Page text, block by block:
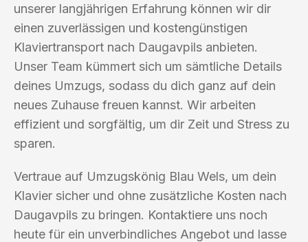
unserer langjährigen Erfahrung können wir dir
einen zuverlässigen und kostengünstigen
Klaviertransport nach Daugavpils anbieten.
Unser Team kümmert sich um sämtliche Details
deines Umzugs, sodass du dich ganz auf dein
neues Zuhause freuen kannst. Wir arbeiten
effizient und sorgfältig, um dir Zeit und Stress zu
sparen.
Vertraue auf Umzugskönig Blau Wels, um dein
Klavier sicher und ohne zusätzliche Kosten nach
Daugavpils zu bringen. Kontaktiere uns noch
heute für ein unverbindliches Angebot und lasse